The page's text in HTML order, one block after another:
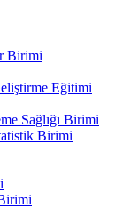
Birimi
Eğitimi
Sağlığı Birimi
Birimi